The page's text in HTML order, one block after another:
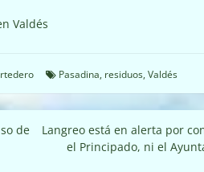
Valdés
Pasadina, residuos, Valdés
de
Langreo está en alerta por
el Principado, ni el